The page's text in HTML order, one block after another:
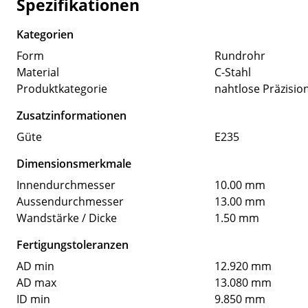
Spezifikationen
Kategorien
Form
Rundrohr
Material
C-Stahl
Produktkategorie
nahtlose
Zusatzinformationen
Güte
E235
Dimensionsmerkmale
Innendurchmesser
10.00 mm
Aussendurchmesser
13.00 mm
Wandstärke / Dicke
1.50 mm
Fertigungstoleranzen
AD min
12.920 mm
AD max
13.080 mm
ID min
9.850 mm